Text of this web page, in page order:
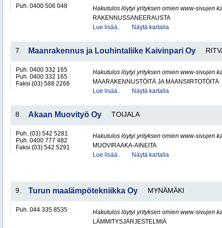
Puh. 0400 506 048
Hakutulos löytyi yrityksen omien www-sivujen
RAKENNUSSANEERAUSTA
Lue lisää..
Näytä kartalla
7. Maanrakennus ja Louhintaliike Kaivinpari Oy
Puh. 0400 332 165
Puh. 0400 332 165
Faksi (03) 588 2266
Hakutulos löytyi yrityksen omien www-sivujen
MAARAKENNUSTÖITÄ JA MAANSIIRTOTÖITÄ
Lue lisää..
Näytä kartalla
8. Akaan Muovityö Oy TOIJALA
Puh. (03) 542 5281
Puh. 0400 777 482
Faksi (03) 542 5291
Hakutulos löytyi yrityksen omien www-sivujen
MUOVIRAAKA-AINEITA
Lue lisää..
Näytä kartalla
9. Turun maalämpötekniikka Oy MYNÄMÄKI
Puh. 044 335 8535
Hakutulos löytyi yrityksen omien www-sivujen
LÄMMITYSJÄRJESTELMIÄ